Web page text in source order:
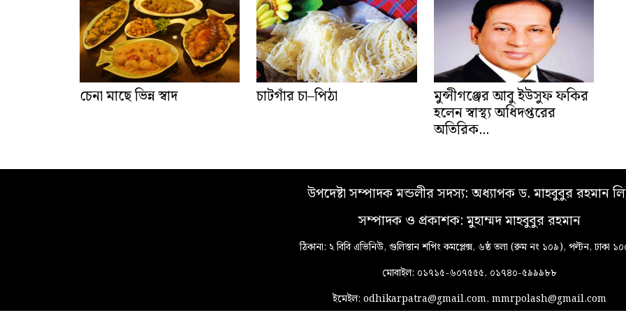
চেনা মাছে ভিন্ন স্বাদ চাটগাঁর চা–পিঠা মুন্সীগঞ্জের আবু ইউসুফ ফকির
হলেন স্বাস্থ্য অধিদপ্তরের
অতিরিক...
উপদেষ্টা সম্পাদক মন্ডলীর সদস্য: অধ্যাপক ড. মাহবুবুর রহমান
সম্পাদক ও প্রকাশক: মুহাম্মদ মাহবুবুর রহমান
ঠিকানা: ২ বিবি এভিনিউ, গুলিস্তান শপিং কমপ্লেক্স, ৬ষ্ঠ তলা (রুম নং ১০৯), পল্টন, ঢাকা
মোবাইল: ০১৭১৫-৬০৭৫৫৫, ০১৭৪০-৫৯৯৯৮৮
ইমেইল: odhikarpatra@gmail.com, mmrpolash@gmail.com